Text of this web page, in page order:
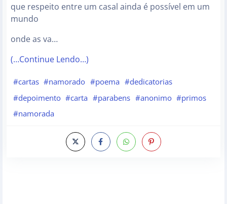
que respeito entre um casal ainda é possível em um
mundo
onde as va…
(…Continue Lendo…)
#cartas #namorado #poema #dedicatorias
#depoimento #carta #parabens #anonimo #primos
#namorada